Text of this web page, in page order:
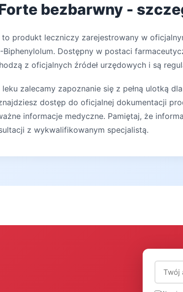
bezbarwny -
to produkt leczniczy zarejestrowany w
Dostępny w postaci
z oficjalnych źródeł urzędowych i są
zalecamy zapoznanie się z pełną ulotką
dostęp do oficjalnej dokumentacji
informacje medyczne. Pamiętaj, że
z wykwalifikowanym specjalistą.
Adres